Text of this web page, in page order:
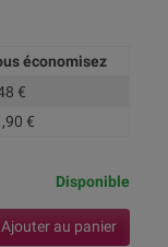
économisez
€
€
Disponible
Ajouter au panier